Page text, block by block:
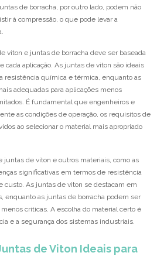
de borracha, por outro lado, podem não
à compressão, o que pode levar a
viton e juntas de borracha deve ser baseada
cada aplicação. As juntas de viton são ideais
resistência química e térmica, enquanto as
adequadas para aplicações menos
É fundamental que engenheiros e
as condições de operação, os requisitos de
ao selecionar o material mais apropriado
juntas de viton e outros materiais, como as
significativas em termos de resistência
custo. As juntas de viton se destacam em
enquanto as juntas de borracha podem ser
críticas. A escolha do material certo é
e a segurança dos sistemas industriais.
de Viton Ideais para